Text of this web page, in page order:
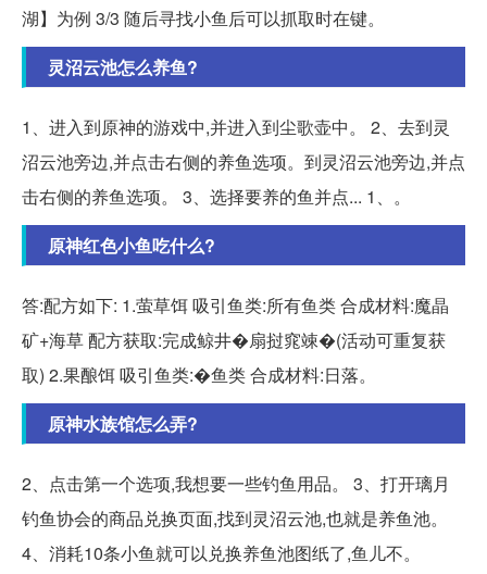
湖】为例 3/3 随后寻找小鱼后可以抓取时在键。
灵沼云池怎么养鱼?
1、进入到原神的游戏中,并进入到尘歌壶中。 2、去到灵
沼云池旁边,并点击右侧的养鱼选项。到灵沼云池旁边,并点
击右侧的养鱼选项。 3、选择要养的鱼并点... 1、。
原神红色小鱼吃什么?
答:配方如下: 1.萤草饵 吸引鱼类:所有鱼类 合成材料:魔晶
矿+海草 配方获取:完成鲸井�扇挝窕竦�(活动可重复获
取) 2.果酿饵 吸引鱼类:�鱼类 合成材料:日落。
原神水族馆怎么弄?
2、点击第一个选项,我想要一些钓鱼用品。 3、打开璃月
钓鱼协会的商品兑换页面,找到灵沼云池,也就是养鱼池。
4、消耗10条小鱼就可以兑换养鱼池图纸了,鱼儿不。